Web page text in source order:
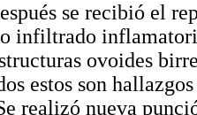
se recibió el
infiltrado
ovoides
estos son
realizó nueva